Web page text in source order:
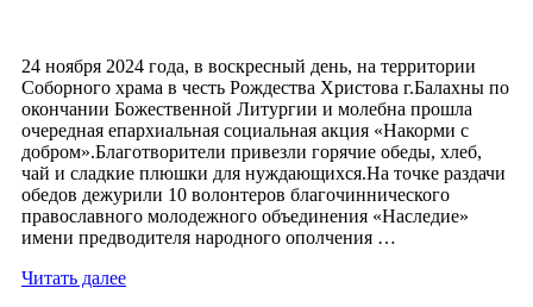
24 ноября 2024 года, в воскресный день, на территории
Соборного храма в честь Рождества Христова г.Балахны по
окончании Божественной Литургии и молебна прошла
очередная епархиальная социальная акция «Накорми с
добром».Благотворители привезли горячие обеды, хлеб,
чай и сладкие плюшки для нуждающихся.На точке раздачи
обедов дежурили 10 волонтеров благочиннического
православного молодежного объединения «Наследие»
имени предводителя народного ополчения …
Читать далее«В